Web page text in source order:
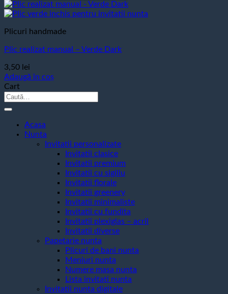
Plicuri handmade
Plic realizat manual – Verde Dark
3,50 lei
Adaugă în coș
Cart
Caută
Acasa
Nunta
Invitatii personalizate
Invitatii clasice
Invitatii premium
Invitatii cu sigiliu
Invitatii florale
Invitatii greenery
Invitatii minimaliste
Invitatii cu fundita
Invitatii plexiglas – acril
Invitatii diverse
Papetarie nunta
Plicuri de bani nunta
Meniuri nunta
Numere masa nunta
Lista invitati nunta
Invitatii nunta digitale